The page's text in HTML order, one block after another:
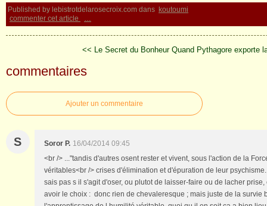
Published by lebistrotdelarosecroix.com dans koutoumi
commenter cet article
…
<< Le Secret du Bonheur Quand Pythagore exporte
commentaires
Ajouter un commentaire
S Soror P. 16/04/2014 09:45
<br /> ..."tandis d'autres osent rester et vivent, sous l'action de la
véritables<br /> crises d'élimination et d'épuration de leur
sais pas s il s'agit d'oser, ou plutot de laisser-faire ou de lacher
avoir le choix : donc rien de chevaleresque ; mais juste de la survie